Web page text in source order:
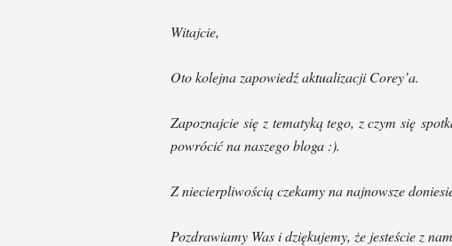
Witajcie,
Oto kolejna zapowiedź aktualizacji Corey’a.
Zapoznajcie się z tematyką tego, z czym się
powrócić na naszego bloga :).
Z niecierpliwością czekamy na najnowsze
Pozdrawiamy Was i dziękujemy, że jesteście z